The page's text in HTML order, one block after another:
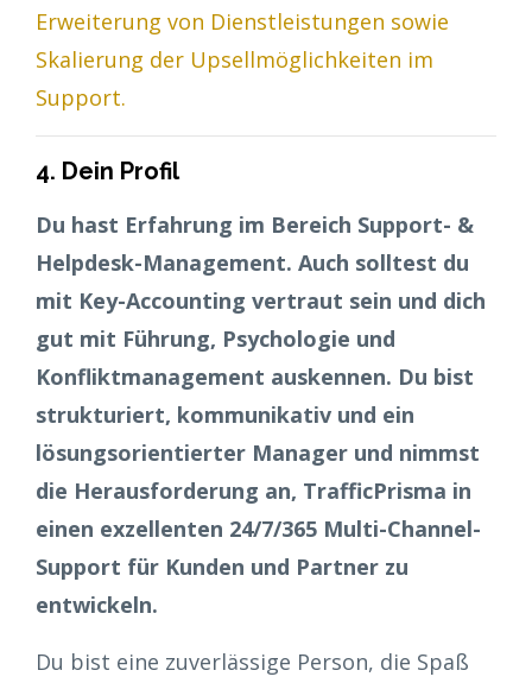
Erweiterung von Dienstleistungen sowie
Skalierung der Upsellmöglichkeiten im
Support.
4. Dein Profil
Du hast Erfahrung im Bereich Support- &
Helpdesk-Management. Auch solltest du
mit Key-Accounting vertraut sein und dich
gut mit Führung, Psychologie und
Konfliktmanagement auskennen. Du bist
strukturiert, kommunikativ und ein
lösungsorientierter Manager und nimmst
die Herausforderung an, TrafficPrisma in
einen exzellenten 24/7/365 Multi-Channel-
Support für Kunden und Partner zu
entwickeln.
Du bist eine zuverlässige Person, die Spaß